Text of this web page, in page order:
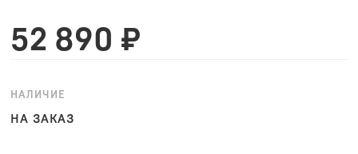
52 890 ₽
НАЛИЧИЕ
НА ЗАКАЗ